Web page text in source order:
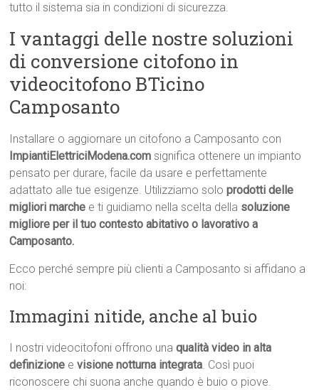
tutto il sistema sia in condizioni di sicurezza.
I vantaggi delle nostre soluzioni
di conversione citofono in
videocitofono BTicino
Camposanto
Installare o aggiornare un citofono a Camposanto con
ImpiantiElettriciModena.com significa ottenere un impianto
pensato per durare, facile da usare e perfettamente
adattato alle tue esigenze. Utilizziamo soloprodotti delle
migliori marche e ti guidiamo nella scelta della soluzione
migliore per il tuo contesto abitativo o lavorativo a
Camposanto.
Ecco perché sempre più clienti a Camposanto si affidano a
noi:
Immagini nitide, anche al buio
I nostri videocitofoni offrono unaqualità video in alta
definizione evisione notturna integrata. Così puoi
riconoscere chi suona anche quando è buio o piove.